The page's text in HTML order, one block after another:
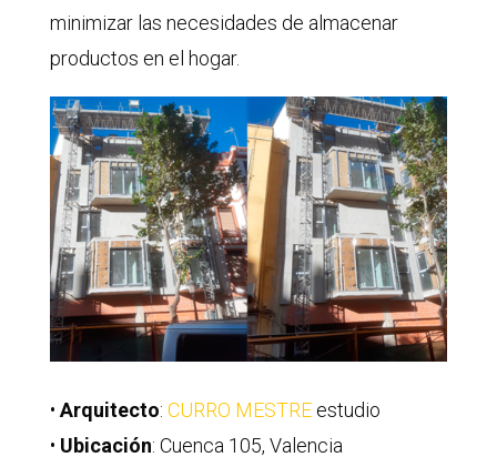
minimizar las necesidades de almacenar
productos en el hogar.
• Arquitecto: CURRO MESTREestudio
• Ubicación: Cuenca 105, Valencia